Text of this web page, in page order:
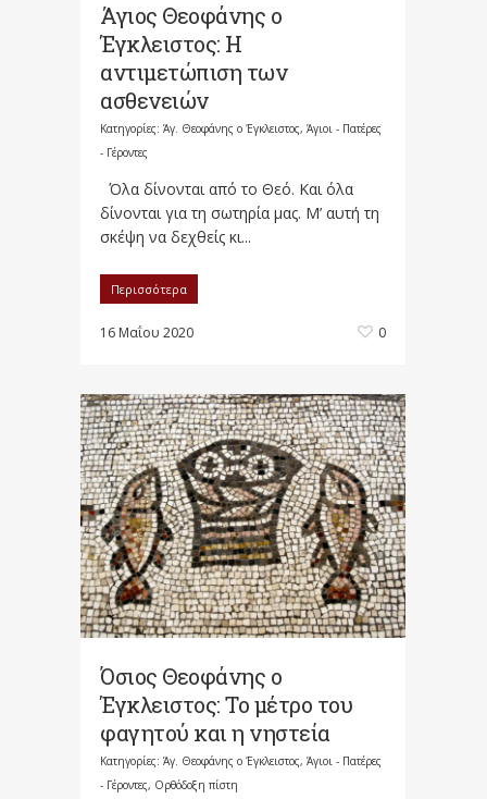
Άγιος Θεοφάνης ο
Έγκλειστος: Η
αντιμετώπιση των
ασθενειών
Κατηγορίες: Άγ. Θεοφάνης ο Έγκλειστος, Άγιοι - Πατέρες
- Γέροντες
Όλα δίνονται από το Θεό. Και όλα
δίνονται για τη σωτηρία μας. Μ’ αυτή τη
σκέψη να δεχθείς κι...
Περισσότερα
16 Μαΐου 2020 0
Όσιος Θεοφάνης ο
Έγκλειστος: Το μέτρο του
φαγητού και η νηστεία
Κατηγορίες: Άγ. Θεοφάνης ο Έγκλειστος, Άγιοι - Πατέρες
- Γέροντες, Ορθόδοξη πίστη